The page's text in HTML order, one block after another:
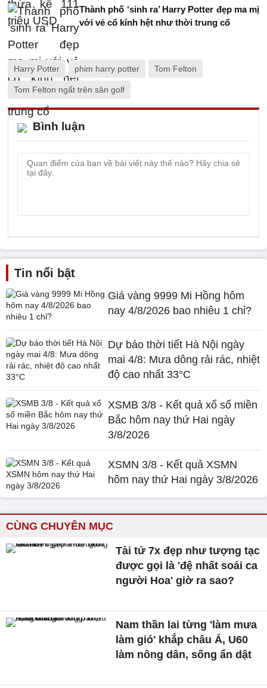
Thành phố ‘sinh ra’ Harry Potter đẹp ma mị
với vẻ cổ kính hệt như thời trung cổ
Harry Potter phim harry potter Tom Felton
Tom Felton ngất trên sân golf
Bình luận
Tin nổi bật
Giá vàng 9999 Mi Hồng hôm
nay 4/8/2026 bao nhiêu 1 chỉ?
Dự báo thời tiết Hà Nội ngày
mai 4/8: Mưa dông rải rác, nhiệt
độ cao nhất 33°C
XSMB 3/8 - Kết quả xổ số miền
Bắc hôm nay thứ Hai ngày
3/8/2026
XSMN 3/8 - Kết quả XSMN
hôm nay thứ Hai ngày 3/8/2026
CÙNG CHUYÊN MỤC
Tài tử 7x đẹp như tượng tạc
được gọi là 'đệ nhất soái ca
người Hoa' giờ ra sao?
Nam thần lai từng 'làm mưa
làm gió' khắp châu Á, U60
làm nông dân, sống ẩn dật